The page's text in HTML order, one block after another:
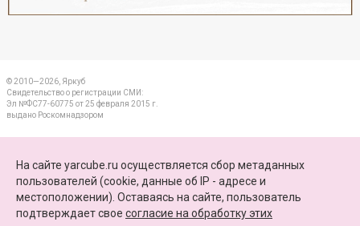
© 2010—2026, Яркуб
Свидетельство о регистрации СМИ:
Эл №ФС77-60775 от 25 февраля 2015 г.
выдано Роскомнадзором
ПАРТНЕРЫ
КАРТА САЙТА
На сайте yarcube.ru осуществляется сбор метаданных
пользователей (cookie, данные об IP - адресе и
местоположении). Оставаясь на сайте, пользователь
подтверждает свое согласие на обработку этих